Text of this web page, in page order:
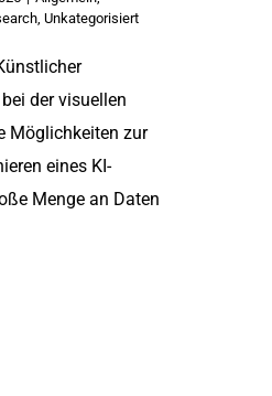
Unkategorisiert
der visuellen
Möglichkeiten zur
eines KI-
Menge an Daten